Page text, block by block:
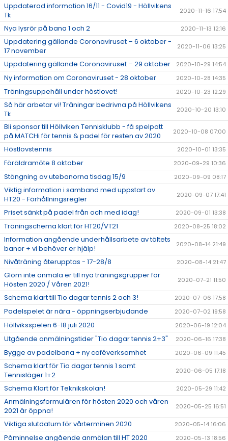
Uppdaterad information 16/11 - Covid19 - Höllvikens
Tk
2020-11-16 17:54
Nya lysrör på bana 1 och 2 2020-11-13 12:16
Uppdatering gällande Coronaviruset – 6 oktober -
17 november
2020-11-06 13:25
Uppdatering gällande Coronaviruset – 29 oktober 2020-10-29 14:54
Ny information om Coronaviruset - 28 oktober 2020-10-28 14:35
Träningsuppehåll under höstlovet! 2020-10-23 12:29
Så här arbetar vi! Träningar bedrivna på Höllvikens
Tk
2020-10-20 13:10
Bli sponsor till Höllviken Tennisklubb - få spelpott
på MATCHi för tennis & padel för resten av 2020
2020-10-08 07:00
Höstlovstennis 2020-10-01 13:35
Föräldramöte 8 oktober 2020-09-29 10:36
Stängning av utebanorna tisdag 15/9 2020-09-09 08:17
Viktig information i samband med uppstart av
HT20 - Förhållningsregler
2020-09-07 17:41
Priset sänkt på padel från och med idag! 2020-09-01 13:38
Träningschema klart för HT20/VT21 2020-08-25 18:02
Information angående underhållsarbete av tältets
banor + vi behöver er hjälp!
2020-08-14 21:49
Nivåträning återupptas - 17-28/8 2020-08-14 21:47
Glöm inte anmäla er till nya träningsgrupper för
Hösten 2020 / Våren 2021!
2020-07-21 11:50
Schema klart till Tio dagar tennis 2 och 3! 2020-07-06 17:58
Padelspelet är nära - öppningserbjudande 2020-07-02 19:58
Höllviksspelen 6-18 juli 2020 2020-06-19 12:04
Utgående anmälningstider "Tio dagar tennis 2+3" 2020-06-16 17:38
Bygge av padelbana + ny caféverksamhet 2020-06-09 11:45
Schema klart för Tio dagar tennis 1 samt
Tennisläger 1+2
2020-06-05 17:18
Schema Klart för Teknikskolan! 2020-05-29 11:42
Anmälningsformulären för hösten 2020 och våren
2021 är öppna!
2020-05-25 16:51
Viktiga slutdatum för vårterminen 2020 2020-05-14 16:06
Påminnelse angående anmälan till HT 2020 2020-05-13 18:56